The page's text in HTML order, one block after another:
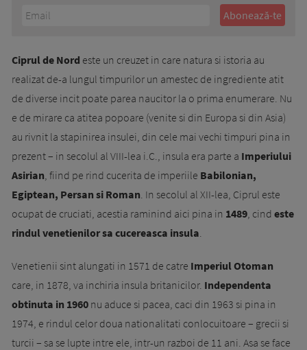
Ciprul de Nord este un creuzet in care natura si istoria au
realizat de-a lungul timpurilor un amestec de ingrediente atit
de diverse incit poate parea naucitor la o prima enumerare. Nu
e de mirare ca atitea popoare (venite si din Europa si din Asia)
au rivnit la stapinirea insulei, din cele mai vechi timpuri pina in
prezent – in secolul al VIII-lea i.C., insula era parte a Imperiului
Asirian , fiind pe rind cucerita de imperiile Babilonian,
Egiptean, Persan si Roman . In secolul al XII-lea, Ciprul este
ocupat de cruciati, acestia rami­nind aici pina in 1489 , cind este
rindul venetienilor sa cuce­reas­ca insula
Venetienii sint alungati in 1571 de catre Imperiul Otoman
care, in 1878, va inchiria insula britanicilor. Independenta
obtinuta in 1960 nu aduce si pacea, caci din 1963 si pina in
1974, e rindul celor doua nationalitati conlocuitoare – grecii si
turcii – sa se lupte intre ele, intr-un razboi de 11 ani. Asa se face